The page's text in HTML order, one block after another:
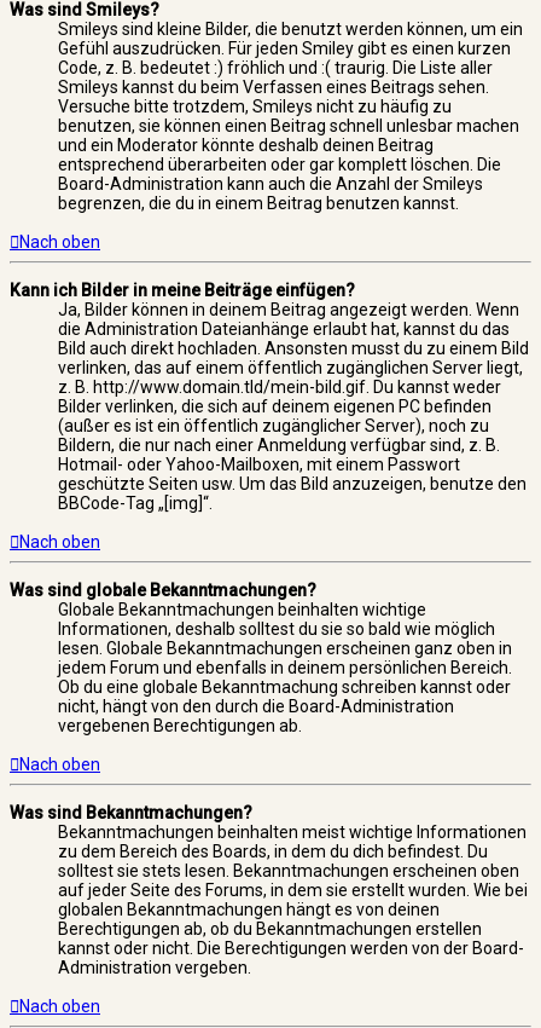
Was sind Smileys?
Smileys sind kleine Bilder, die benutzt werden können, um ein
Gefühl auszudrücken. Für jeden Smiley gibt es einen kurzen
Code, z. B. bedeutet :) fröhlich und :( traurig. Die Liste aller
Smileys kannst du beim Verfassen eines Beitrags sehen.
Versuche bitte trotzdem, Smileys nicht zu häufig zu
benutzen, sie können einen Beitrag schnell unlesbar machen
und ein Moderator könnte deshalb deinen Beitrag
entsprechend überarbeiten oder gar komplett löschen. Die
Board-Administration kann auch die Anzahl der Smileys
begrenzen, die du in einem Beitrag benutzen kannst.
Nach oben
Kann ich Bilder in meine Beiträge einfügen?
Ja, Bilder können in deinem Beitrag angezeigt werden. Wenn
die Administration Dateianhänge erlaubt hat, kannst du das
Bild auch direkt hochladen. Ansonsten musst du zu einem Bild
verlinken, das auf einem öffentlich zugänglichen Server liegt,
z. B. http://www.domain.tld/mein-bild.gif. Du kannst weder
Bilder verlinken, die sich auf deinem eigenen PC befinden
(außer es ist ein öffentlich zugänglicher Server), noch zu
Bildern, die nur nach einer Anmeldung verfügbar sind, z. B.
Hotmail- oder Yahoo-Mailboxen, mit einem Passwort
geschützte Seiten usw. Um das Bild anzuzeigen, benutze den
BBCode-Tag „[img]“.
Nach oben
Was sind globale Bekanntmachungen?
Globale Bekanntmachungen beinhalten wichtige
Informationen, deshalb solltest du sie so bald wie möglich
lesen. Globale Bekanntmachungen erscheinen ganz oben in
jedem Forum und ebenfalls in deinem persönlichen Bereich.
Ob du eine globale Bekanntmachung schreiben kannst oder
nicht, hängt von den durch die Board-Administration
vergebenen Berechtigungen ab.
Nach oben
Was sind Bekanntmachungen?
Bekanntmachungen beinhalten meist wichtige Informationen
zu dem Bereich des Boards, in dem du dich befindest. Du
solltest sie stets lesen. Bekanntmachungen erscheinen oben
auf jeder Seite des Forums, in dem sie erstellt wurden. Wie bei
globalen Bekanntmachungen hängt es von deinen
Berechtigungen ab, ob du Bekanntmachungen erstellen
kannst oder nicht. Die Berechtigungen werden von der Board-
Administration vergeben.
Nach oben